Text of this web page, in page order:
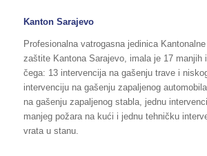
Kanton Sarajevo
Profesionalna vatrogasna jedinica
zaštite Kantona Sarajevo, imala je 17 manjih
čega: 13 intervencija na gašenju trave i
intervenciju na gašenju zapaljenog
na gašenju zapaljenog stabla, jednu
manjeg požara na kući i jednu tehničku
vrata u stanu.